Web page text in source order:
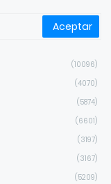
(10096)
(4070)
(5874)
(6601)
(3197)
(3167)
(5209)